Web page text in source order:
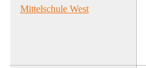
Mittelschule West